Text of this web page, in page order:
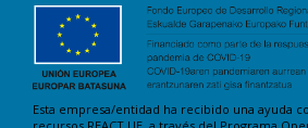
Esta empresa/entidad ha recibido una ayuda